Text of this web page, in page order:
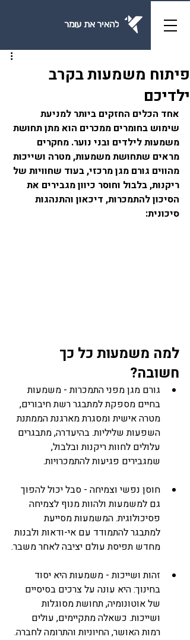
להאיר את עומר
פיתוח משמעות בקרב
ילדיכם
אחד הכלים החזקים ביותר למניעת
שימוש בחומרים ממכרים הוא מתן תחושת
משמעות לילדים ובני נוער. מחקרים
מראים שתחושת משמעות, מטרה ושייכות
מהווים גורם מגן מרכזי, בעוד שחוויות של
ריקנות, בלבול וחוסר כיוון מגבירים את
הסיכון להתמכרות, דיכאון והתנהגות
סיכונית:
למה משמעות כל כך
חשובה?
גורם מגן מפני התמכרות - משמעות
בחיים מספקת למתבגר רשת חיבורים,
מטרה אישית ומסגרת מארגנת הממתנת
השפעות שליליות. בהיעדרה, מתבגרים
עלולים לחוות ריקנות ובלבול,
שמגבירים פגיעות להתמכרויות.
חוסן נפשי וצמיחה - סבל יכול להפוך
גם למשמעות ולהוות מנוף לצמיחה
פסיכולוגית. המשמעות מסייעת
למתבגר להתמודד עם אי-ודאות ולבנות
מחדש תפיסת עולם יציבה לאחר משבר.
זהות ושייכות - משמעות היא יסוד
בחינוך: היא עונה על צרכים בסיסיים
של אוטונומיה, תחושת מסוגלות
ושייכות. כשאלה מתקיימים, עולים
רמות האושר, החיוניות והתרומה לחברה.